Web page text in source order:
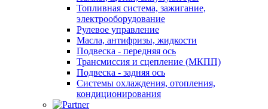
Топливная система, зажигание,
электрооборудование
Рулевое управление
Масла, антифризы, жидкости
Подвеска - передняя ось
Трансмиссия и сцепление (МКПП)
Подвеска - задняя ось
Системы охлаждения, отопления,
кондиционирования